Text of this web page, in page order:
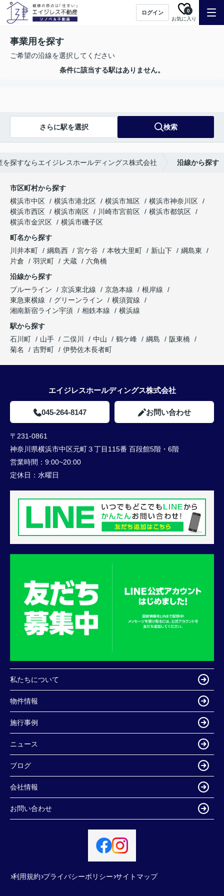
ログイン
お気に入り
0
事業用を探す
ご希望の沿線を選択してください
条件に該当する駅はありません。
さらに駅を選択 検索
を探すならエイジレスホールディングス株式会社 沿線から探す
市区町村から探す
横浜市中区
横浜市港北区 横浜市旭区
横浜市神奈川区
横浜市西区
横浜市南区 川崎市宮前区
横浜市都筑区
横浜市金沢区
横浜市磯子区
町名から探す
川井本町
綱島西 宮ケ谷 本牧大里町 新山下
綱島東
片倉
羽沢町 犬蔵
六角橋
沿線から探す
ブルーライン
京浜東北線 京急本線
根岸線
東急東横線
グリーンライン
横須賀線
湘南新宿ライン宇須
相鉄本線
横浜線
駅から探す
石川町
山手 二俣川 中山 鶴ケ峰 綱島
阪東橋
菊名
吉野町 伊勢佐木長者町
エイジレスホールディングス株式会社
045-264-8147 お問い合わせ
〒231-0861
神奈川県横浜市中区元町３丁目115番 百段館5階・6階
営業時間： 9:00~20:00
定休日： 水曜日
私たちについて
物件情報
施行事例
ニュース
ブログ
会社情報
お問い合わせ
利用規約 プライバシーポリシー サイトマップ